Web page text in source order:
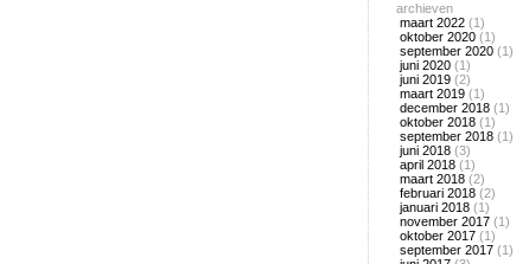
archieven
maart 2022 (1)
oktober 2020 (1)
september 2020 (1)
juni 2020 (1)
juni 2019 (2)
maart 2019 (1)
december 2018 (1)
oktober 2018 (1)
september 2018 (1)
juni 2018 (3)
april 2018 (1)
maart 2018 (2)
februari 2018 (2)
januari 2018 (1)
november 2017 (1)
oktober 2017 (1)
september 2017 (1)